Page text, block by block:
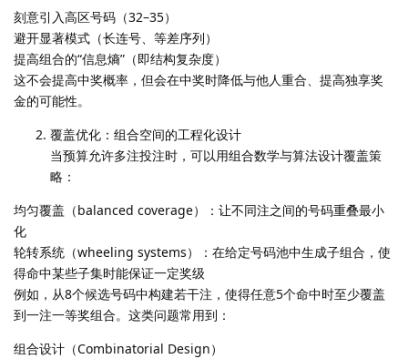
刻意引入高区号码（32–35）
避开显著模式（长连号、等差序列）
提高组合的“信息熵”（即结构复杂度）
这不会提高中奖概率，但会在中奖时降低与他人重合、提高独享奖
金的可能性。
覆盖优化：组合空间的工程化设计
当预算允许多注投注时，可以用组合数学与算法设计覆盖策
略：
均匀覆盖（balanced coverage）：让不同注之间的号码重叠最小
化
轮转系统（wheeling systems）：在给定号码池中生成子组合，使
得命中某些子集时能保证一定奖级
例如，从8个候选号码中构建若干注，使得任意5个命中时至少覆盖
到一注一等奖组合。这类问题常用到：
组合设计（Combinatorial Design）